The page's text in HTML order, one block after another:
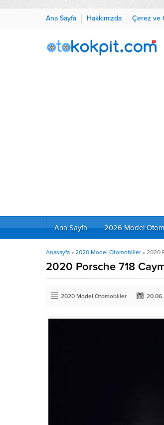
Ana Sayfa Hakkımızda Çerez ve
Ana Sayfa 2026 Model
Anasayfa » 2020 Model Otomobiller » 2020
2020 Porsche 718
2020 Model Otomobiller